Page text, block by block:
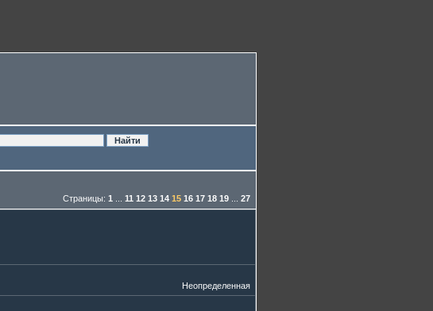
Страницы: 1 11 12 13 14 15 16 17 18 19 27
Неопределенная